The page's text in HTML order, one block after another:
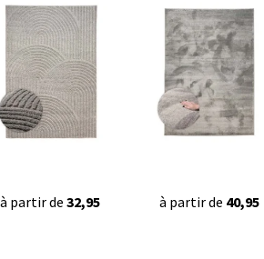
à partir de 32,95 à partir de 40,95